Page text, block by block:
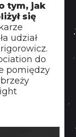
tym, jak
się
udział
do
pomiędzy